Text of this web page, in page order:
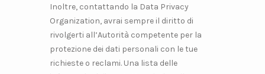
Inoltre, contattando la Data Privacy
Organization, avrai sempre il diritto di
rivolgerti all’Autorità competente per la
protezione dei dati personali con le tue
richieste o reclami. Una lista delle